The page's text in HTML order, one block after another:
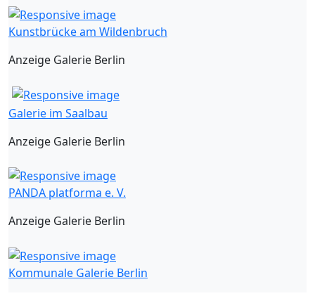
Kunstbrücke am Wildenbruch
Anzeige Galerie Berlin
Galerie im Saalbau
Anzeige Galerie Berlin
PANDA platforma e. V.
Anzeige Galerie Berlin
Kommunale Galerie Berlin